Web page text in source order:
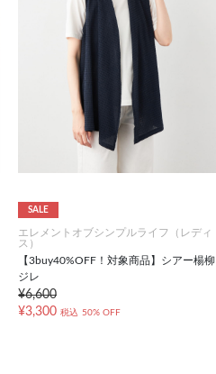
SALE
エレメントオブシンプルライフ（レディ
ス）
【3buy40%OFF！対象商品】シアー楊柳
ジレ
¥6,600
¥3,300 税込 50% OFF